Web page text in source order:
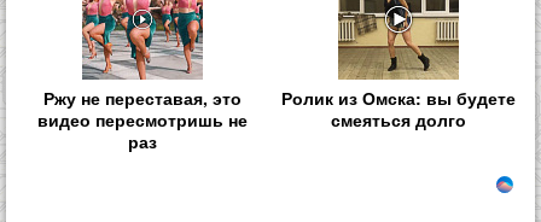
Ржу не переставая, это
видео пересмотришь не
раз
Ролик из Омска: вы будете
смеяться долго